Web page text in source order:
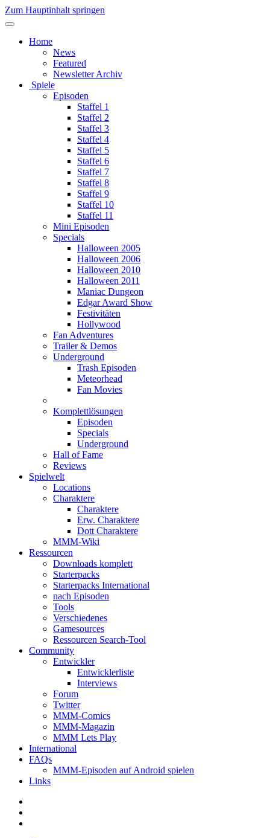
Zum Hauptinhalt springen
Home
News
Featured
Newsletter Archiv
Spiele
Episoden
Staffel 1
Staffel 2
Staffel 3
Staffel 4
Staffel 5
Staffel 6
Staffel 7
Staffel 8
Staffel 9
Staffel 10
Staffel 11
Mini Episoden
Specials
Halloween 2005
Halloween 2006
Halloween 2010
Halloween 2011
Maniac Dungeon
Edgar Award Show
Festivitäten
Hollywood
Fan Adventures
Trailer & Demos
Underground
Trash Episoden
Meteorhead
Fan Movies
Komplettlösungen
Episoden
Specials
Underground
Hall of Fame
Reviews
Spielwelt
Locations
Charaktere
Charaktere
Erw. Charaktere
Dott Charaktere
MMM-Wiki
Ressourcen
Downloads komplett
Starterpacks
Starterpacks International
nach Episoden
Tools
Verschiedenes
Gamesources
Ressourcen Search-Tool
Community
Entwickler
Entwicklerliste
Interviews
Forum
Twitter
MMM-Comics
MMM-Magazin
MMM Lets Play
International
FAQs
MMM-Episoden auf Android spielen
Links